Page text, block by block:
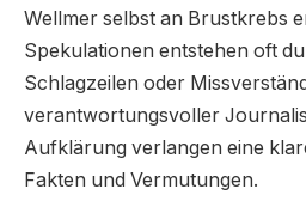
Wellmer selbst an Brustkrebs
Spekulationen entstehen oft
Schlagzeilen oder
verantwortungsvoller
Aufklärung verlangen eine
Fakten und Vermutungen.